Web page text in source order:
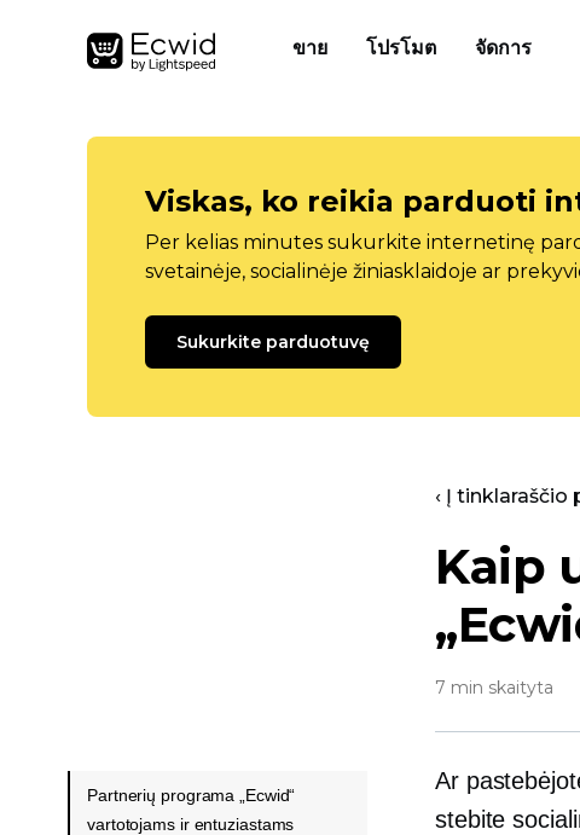
ขาย โปรโมต จัดการ
Viskas, ko reikia parduoti
Per kelias minutes sukurkite internetinę
svetainėje, socialinėje žiniasklaidoje ar
Sukurkite parduotuvę
‹ Į
Kaip
7 min skaityta
Ar
stebite
Partnerių programa „Ecwid“
vartotojams ir entuziastams